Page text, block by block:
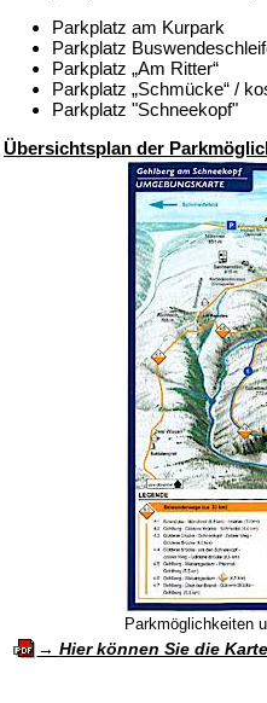
Parkplatz am Kurpark
Parkplatz
Parkplatz „Am Ritter“
Parkplatz „Schmücke“ /
Parkplatz "Schneekopf"
Übersichtsplan der
Parkmöglichkeiten
Hier können Sie die